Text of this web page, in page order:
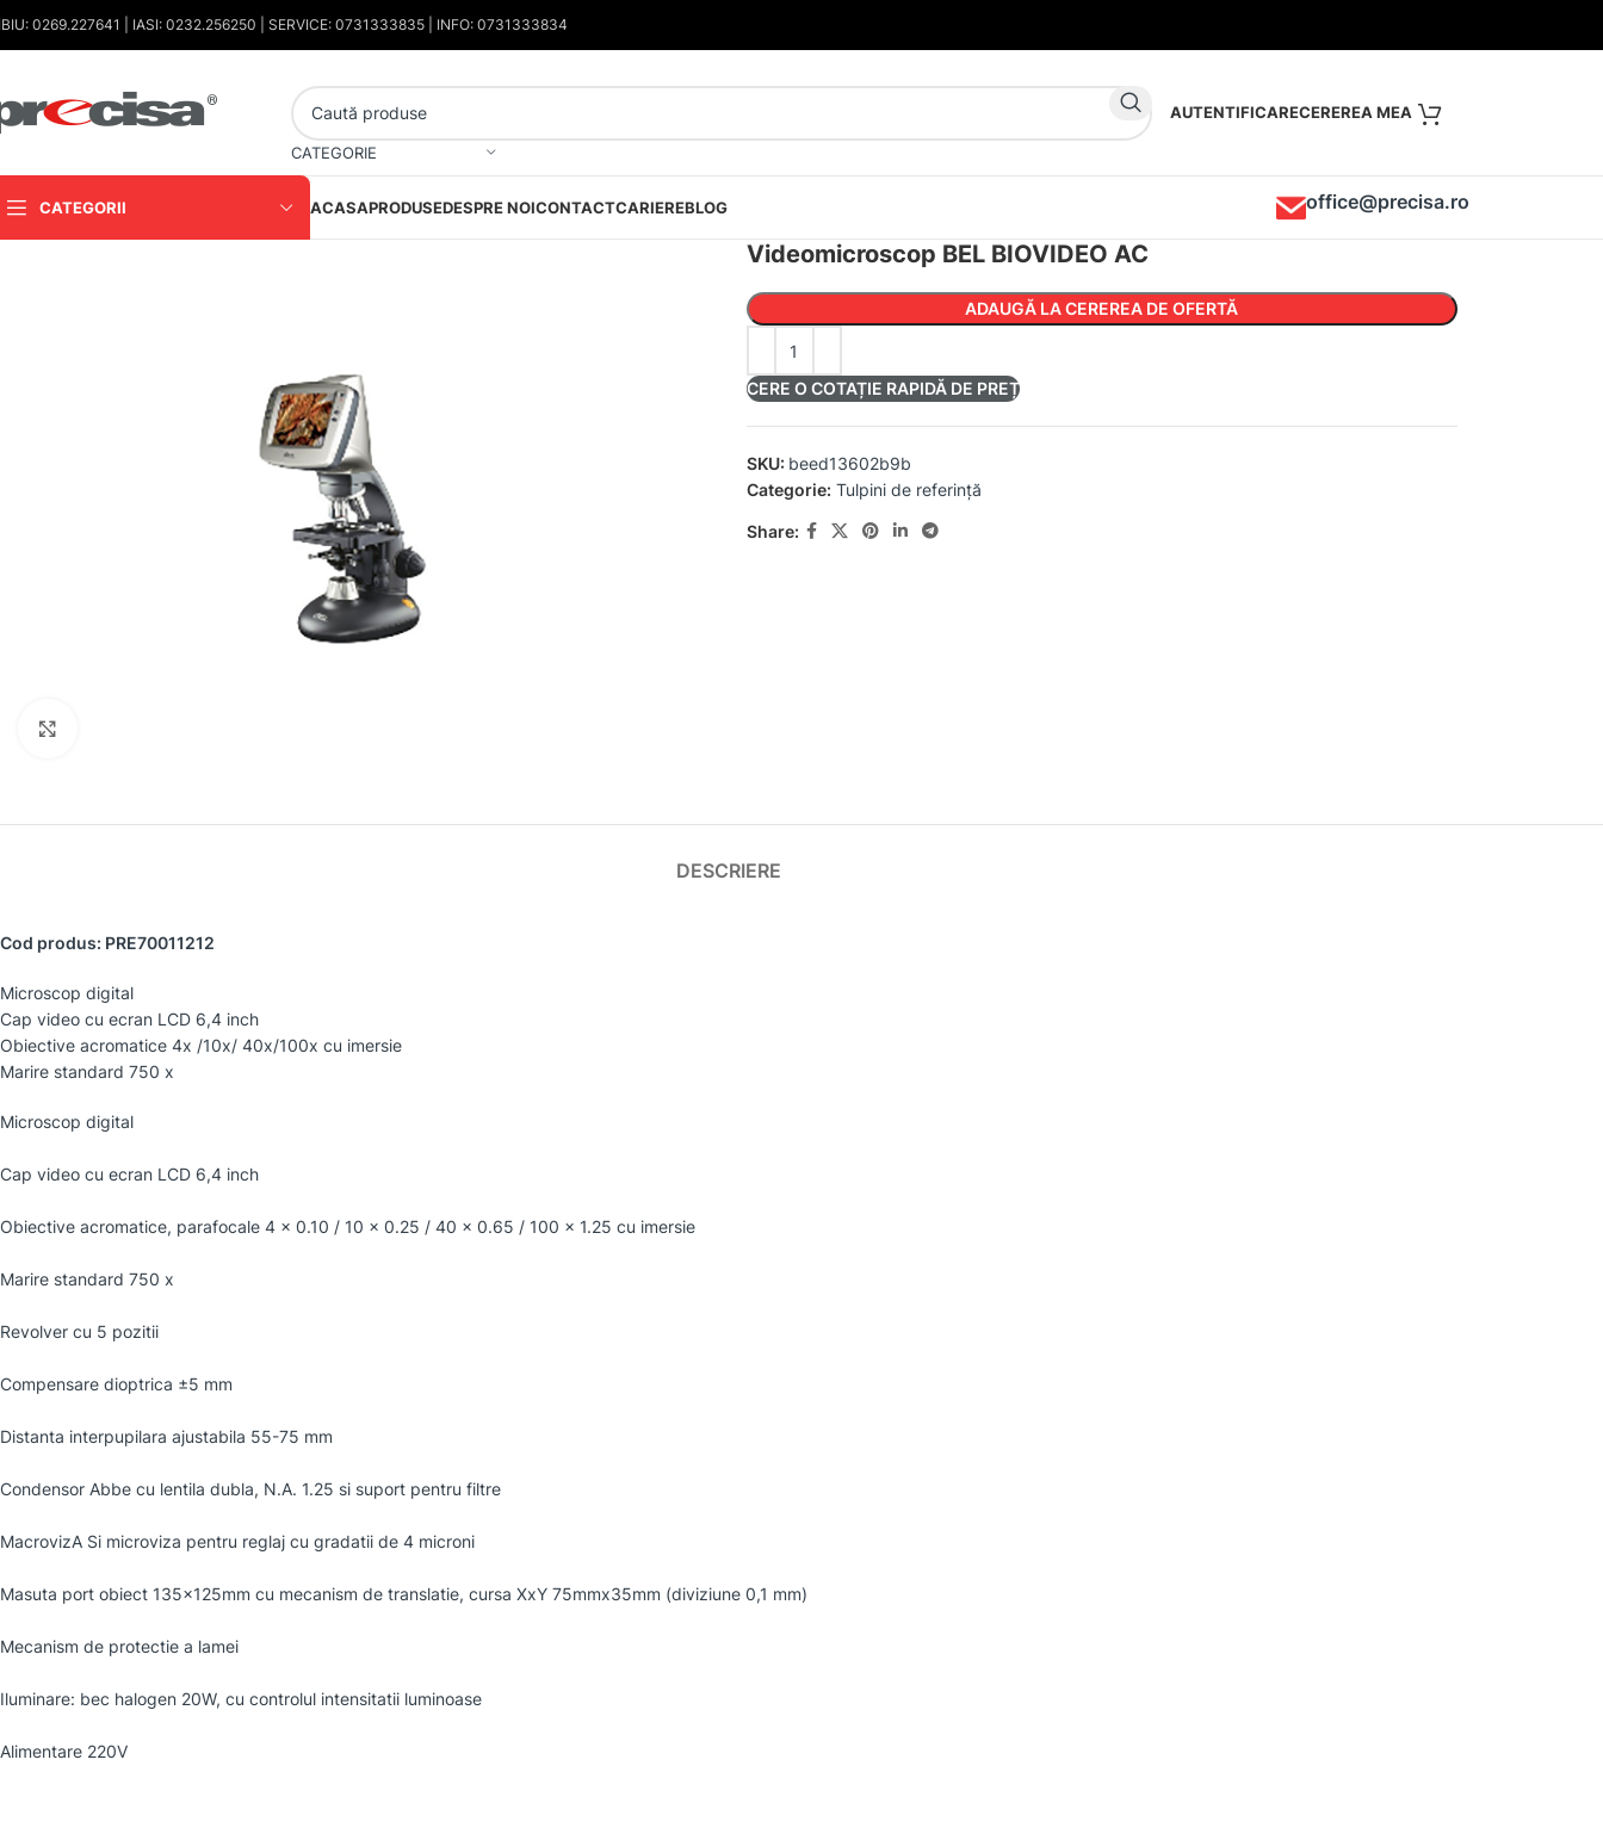
0269.227641 | IASI: 0232.256250 | SERVICE: 0731333835 | INFO: 0731333834
CATEGORIE
AUTENTIFICARE
CATEGORII ACASAPRODUSEDESPRE NOICONTACTCARIEREBLOG office@precisa.ro
Videomicroscop BEL BIOVIDEO AC
ADAUGĂ LA CEREREA DE OFERTĂ
CERE O COTAȚIE RAPIDĂ DE PREȚ
SKU: beed13602b9b
Categorie: Tulpini de referință
Share:
DESCRIERE
Cod produs: PRE70011212
Microscop digital
Cap video cu ecran LCD 6,4 inch
Obiective acromatice 4x /10x/ 40x/100x cu imersie
Marire standard 750 x
Microscop digital
Cap video cu ecran LCD 6,4 inch
Obiective acromatice, parafocale 4 x 0.10 / 10 x 0.25 / 40 x 0.65 / 100 x 1.25 cu imersie
Marire standard 750 x
Revolver cu 5 pozitii
Compensare dioptrica ±5 mm
Distanta interpupilara ajustabila 55-75 mm
Condensor Abbe cu lentila dubla, N.A. 1.25 si suport pentru filtre
MacrovizA Si microviza pentru reglaj cu gradatii de 4 microni
Masuta port obiect 135x125mm cu mecanism de translatie, cursa XxY 75mmx35mm (diviziune 0,1 mm)
Mecanism de protectie a lamei
Iluminare: bec halogen 20W, cu controlul intensitatii luminoase
Alimentare 220V